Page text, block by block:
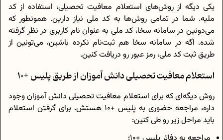
یکی دیگه از روش‌های استعلام معافیت تحصیلی، استفاده از کد
ملیه. شما در تمامی روش‌ها به کد ملی نیاز دارین. همونطور که
می‌دونین در سامانه سخا، کد ملی به عنوان نام کاربری در نظر گرفته
شده. اگه در سامانه سخا هم ثبت‌نام نکرده باشین، می‌تونین از
طریق ثبت کد ملی، رمز عبور رو دریافت کنین.
استعلام معافیت تحصیلی دانش آموزان از طریق پلیس +10
روش دیگه‌ای که برای استعلام معافیت تحصیلی دانش آموزان وجود
داره، مراجعه حضوری به پلیس +10 هستش. برای گرفتن استعلام
باید مراحل زیر رو طی کنین: